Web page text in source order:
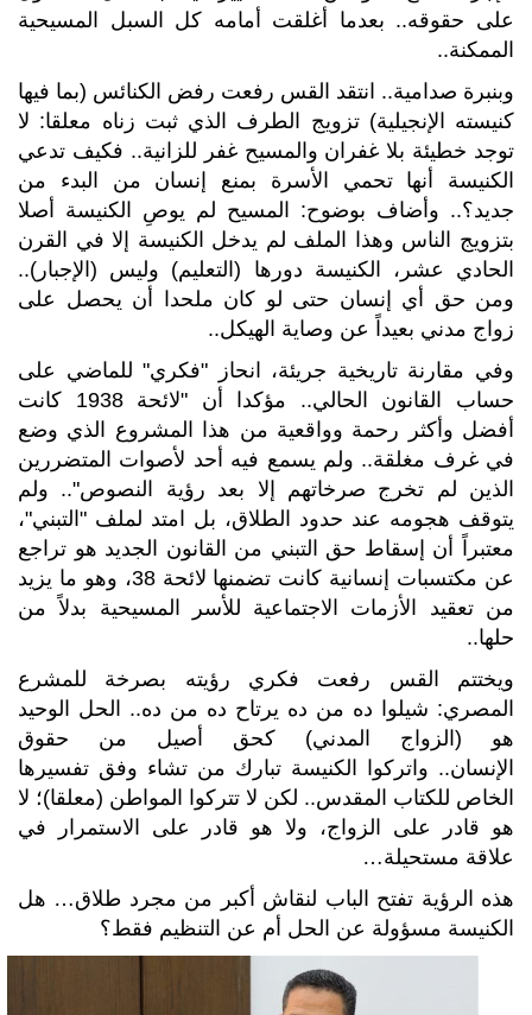
على حقوقه.. بعدما أغلقت أمامه كل السبل المسيحية
الممكنة..
وبنبرة صدامية.. انتقد القس رفعت رفض الكنائس (بما فيها
كنيسته الإنجيلية) تزويج الطرف الذي ثبت زناه معلقا: لا
توجد خطيئة بلا غفران والمسيح غفر للزانية.. فكيف تدعي
الكنيسة أنها تحمي الأسرة بمنع إنسان من البدء من
جديد؟.. وأضاف بوضوح: المسيح لم يوصِ الكنيسة أصلا
بتزويج الناس وهذا الملف لم يدخل الكنيسة إلا في القرن
الحادي عشر، الكنيسة دورها (التعليم) وليس (الإجبار)..
ومن حق أي إنسان حتى لو كان ملحدا أن يحصل على
زواج مدني بعيداً عن وصاية الهيكل..
وفي مقارنة تاريخية جريئة، انحاز "فكري" للماضي على
حساب القانون الحالي.. مؤكدا أن "لائحة 1938 كانت
أفضل وأكثر رحمة وواقعية من هذا المشروع الذي وضع
في غرف مغلقة.. ولم يسمع فيه أحد لأصوات المتضررين
الذين لم تخرج صرخاتهم إلا بعد رؤية النصوص".. ولم
يتوقف هجومه عند حدود الطلاق، بل امتد لملف "التبني"،
معتبراً أن إسقاط حق التبني من القانون الجديد هو تراجع
عن مكتسبات إنسانية كانت تضمنها لائحة 38، وهو ما يزيد
من تعقيد الأزمات الاجتماعية للأسر المسيحية بدلاً من
حلها..
ويختتم القس رفعت فكري رؤيته بصرخة للمشرع
المصري: شيلوا ده من ده يرتاح ده من ده.. الحل الوحيد
هو (الزواج المدني) كحق أصيل من حقوق
الإنسان.. واتركوا الكنيسة تبارك من تشاء وفق تفسيرها
الخاص للكتاب المقدس.. لكن لا تتركوا المواطن (معلقا)؛ لا
هو قادر على الزواج، ولا هو قادر على الاستمرار في
علاقة مستحيلة…
هذه الرؤية تفتح الباب لنقاش أكبر من مجرد طلاق… هل
الكنيسة مسؤولة عن الحل أم عن التنظيم فقط؟